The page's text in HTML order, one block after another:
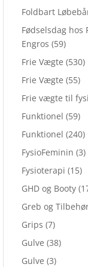
Foldbart
Fødselsdag hos
Engros (59)
Frie Vægte (530)
Frie Vægte (55)
Frie vægte til
Funktionel (59)
Funktionel (240)
FysioFeminin (3)
Fysioterapi (15)
GHD og Booty
Greb og
Grips (7)
Gulve (38)
Gulve (3)